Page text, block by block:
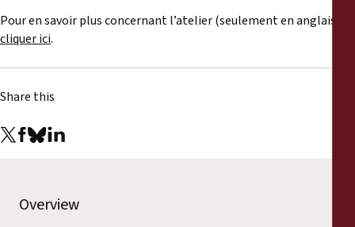
Pour en savoir plus concernant l’atelier (seulement en anglais),
cliquer ici.
Share this
Overview